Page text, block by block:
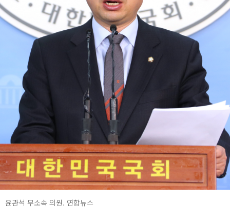
윤관석 무소속 의원. 연합뉴스